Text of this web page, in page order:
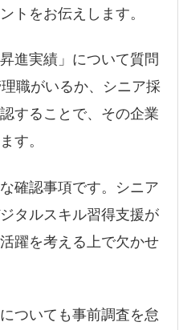
トをお伝えします。
進実績」について質問
職がいるか、シニア採
することで、その企業
す。
確認事項です。シニア
タルスキル習得支援が
躍を考える上で欠かせ
ついても事前調査を怠